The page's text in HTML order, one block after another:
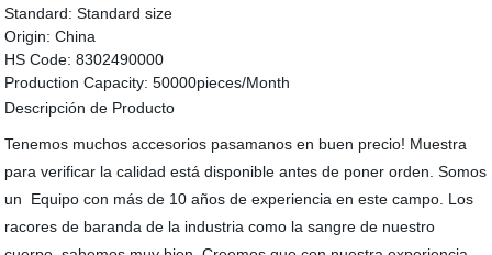
Standard: Standard size
Origin: China
HS Code: 8302490000
Production Capacity: 50000pieces/Month
Descripción de Producto
Tenemos muchos accesorios pasamanos en buen precio! Muestra
para verificar la calidad está disponible antes de poner orden. Somos
un Equipo con más de 10 años de experiencia en este campo. Los
racores de baranda de la industria como la sangre de nuestro